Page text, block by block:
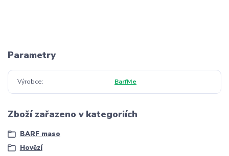
Parametry
Výrobce BarfMe
Zboží zařazeno v kategoriích
BARF maso
Hovězí